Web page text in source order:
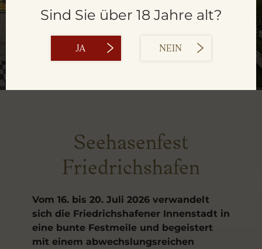
Sind Sie über 18 Jahre alt?
JA NEIN
AUS DER BRAUEREI
Seehasenfest
Friedrichshafen
Vom 16. bis 20. Juli 2026 verwandelt
sich die Friedrichshafener Innenstadt in
eine bunte Festmeile und begeistert
mit einem abwechslungsreichen